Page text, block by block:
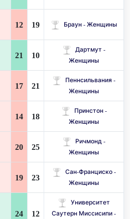
12 19 Браун - Женщины
21 10
Дартмут -
Женщины
17 21
Пеннсильвания -
Женщины
14 18
Принстон -
Женщины
20 25
Ричмонд -
Женщины
19 23
Сан-Франциско -
Женщины
24 12
Университет
Саутерн Миссисипи -